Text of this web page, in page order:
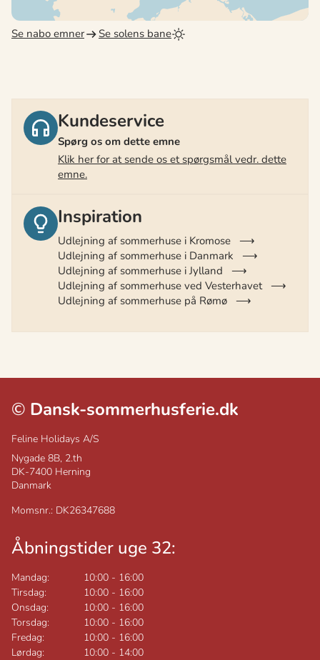
Se nabo emner Se solens bane
Kundeservice
Spørg os om dette emne
Klik her for at sende os et spørgsmål vedr. dette
emne.
Inspiration
Udlejning af sommerhuse i Kromose
Udlejning af sommerhuse i Danmark
Udlejning af sommerhuse i Jylland
Udlejning af sommerhuse ved Vesterhavet
Udlejning af sommerhuse på Rømø
© Dansk-sommerhusferie.dk
Feline Holidays A/S
Nygade 8B, 2.th
DK-7400 Herning
Danmark
Momsnr.: DK26347688
Åbningstider uge 32:
Mandag: 10:00 - 16:00
Tirsdag:
10:00 - 16:00
Onsdag:
10:00 - 16:00
Torsdag:
10:00 - 16:00
Fredag:
10:00 - 16:00
Lørdag:
10:00 - 14:00